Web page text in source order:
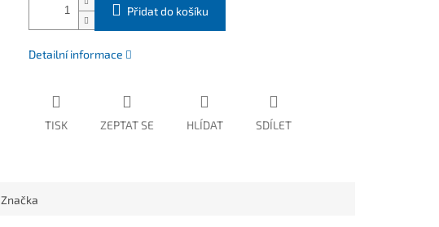
Přidat do košíku
Detailní informace
TISK ZEPTAT SE HLÍDAT SDÍLET
Značka